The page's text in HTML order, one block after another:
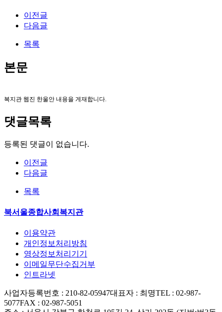
이전글
다음글
목록
본문
복지관 웹진 한울안 내용을 게재합니다.
댓글목록
등록된 댓글이 없습니다.
이전글
다음글
목록
북서울종합사회복지관
이용약관
개인정보처리방침
영상정보처리기기
이메일무단수집거부
인트라넷
사업자등록번호 : 210-82-05947대표자 : 최명TEL : 02-987-
5077FAX : 02-987-5051